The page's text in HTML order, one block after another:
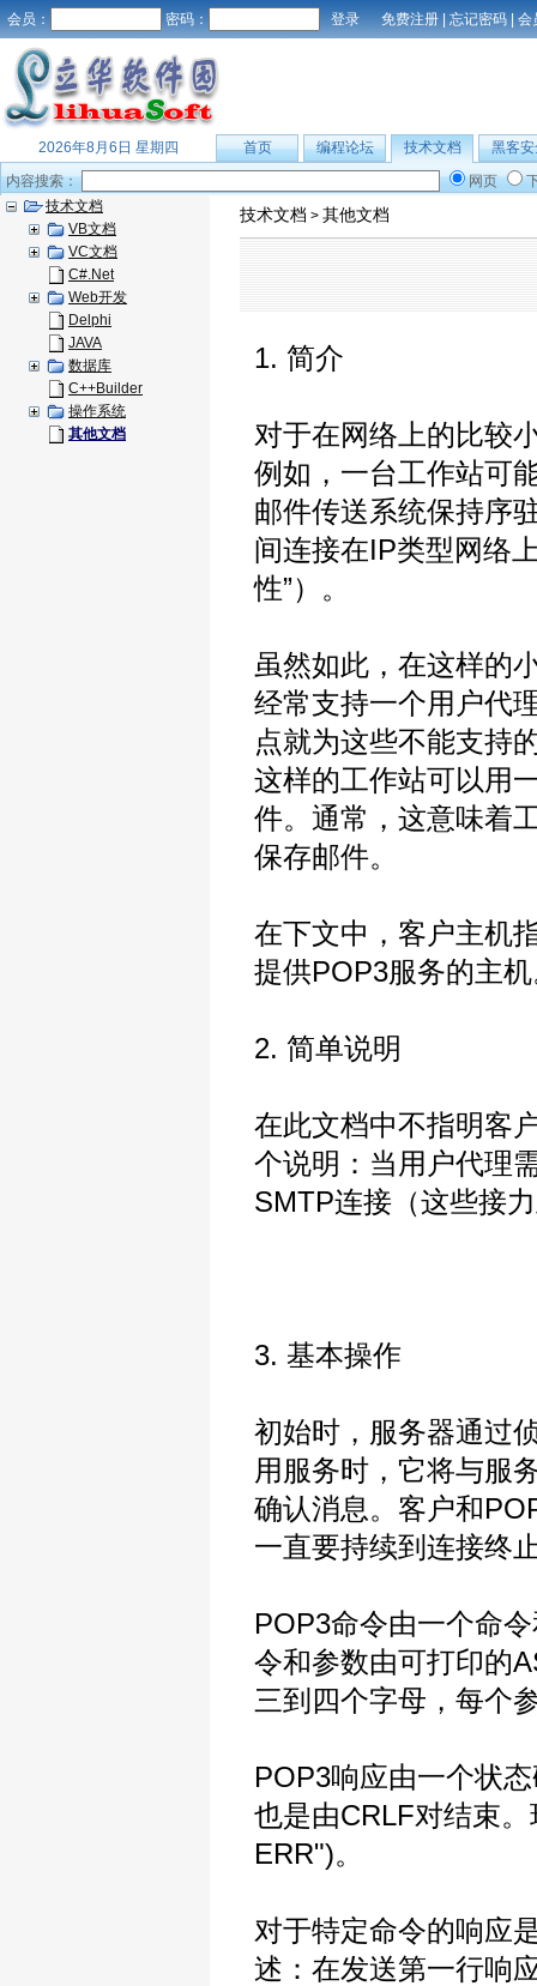
会员： 密码： 免费注册 | 忘记密码 | 会
2026年8月6日 星期四 首页 编程论坛 技术文档
黑客安
内容搜索：
网页
技术文档
VB文档
VC文档
C#.Net
Web开发
Delphi
JAVA
数据库
C++Builder
操作系统
其他文档
技术文档 > 其他文档
1. 简介
对于在网络上的比较
例如，一台工作站可
邮件传送系统保持序
间连接在IP类型网络
性”）。
虽然如此，在这样的
经常支持一个用户代
点就为这些不能支持
这样的工作站可以用
件。通常，这意味着
保存邮件。
在下文中，客户主机
提供POP3服务的主
2. 简单说明
在此文档中不指明客
个说明：当用户代理
SMTP连接（这些接
3. 基本操作
初始时，服务器通过
用服务时，它将与服
确认消息。客户和
一直要持续到连接终
POP3命令由一个命
令和参数由可打印的
三到四个字母，每个
POP3响应由一个状
也是由CRLF对结束。
ERR")。
对于特定命令的响应
述：在发送第一行响